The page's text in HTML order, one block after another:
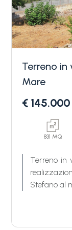
Terreno
Mare
€ 145.000
831 MQ
Terreno in
Stefano al
Santo
minime
Qualsiasi